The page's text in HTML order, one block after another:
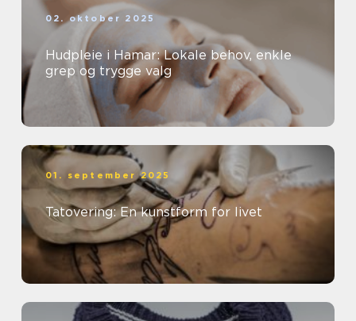
02. oktober 2025
Hudpleie i Hamar: Lokale behov, enkle
grep og trygge valg
01. september 2025
Tatovering: En kunstform for livet